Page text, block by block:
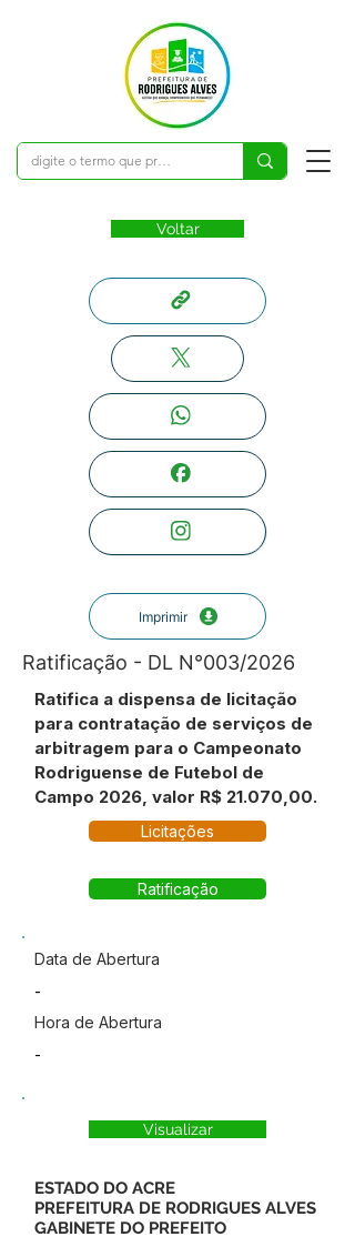
Voltar
Imprimir
Ratificação - DL N°003/2026
Ratifica a dispensa de licitação
para contratação de serviços de
arbitragem para o Campeonato
Rodriguense de Futebol de
Campo 2026, valor R$ 21.070,00.
Licitações
Ratificação
Data de Abertura
-
Hora de Abertura
-
Visualizar
ESTADO DO ACRE
PREFEITURA DE RODRIGUES ALVES
GABINETE DO PREFEITO